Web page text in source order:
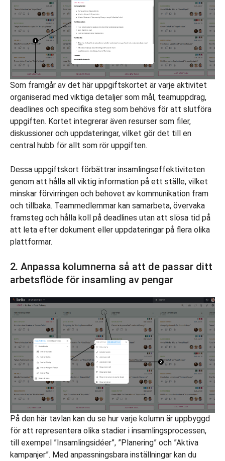
Som framgår av det här uppgiftskortet är varje aktivitet
organiserad med viktiga detaljer som mål, teamuppdrag,
deadlines och specifika steg som behövs för att slutföra
uppgiften. Kortet integrerar även resurser som filer,
diskussioner och uppdateringar, vilket gör det till en
central hubb för allt som rör uppgiften.
Dessa uppgiftskort förbättrar insamlingseffektiviteten
genom att hålla all viktig information på ett ställe, vilket
minskar förvirringen och behovet av kommunikation fram
och tillbaka. Teammedlemmar kan samarbeta, övervaka
framsteg och hålla koll på deadlines utan att slösa tid på
att leta efter dokument eller uppdateringar på flera olika
plattformar.
2. Anpassa kolumnerna så att de passar ditt
arbetsflöde för insamling av pengar
På den här tavlan kan du se hur varje kolumn är uppbyggd
för att representera olika stadier i insamlingsprocessen,
till exempel ”Insamlingsidéer”, ”Planering” och ”Aktiva
kampanjer”. Med anpassningsbara inställningar kan du